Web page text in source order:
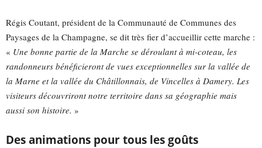
Régis Coutant, président de la Communauté de Communes des
Paysages de la Champagne, se dit très fier d’accueillir cette marche :
« Une bonne partie de la Marche se déroulant à mi-coteau, les
randonneurs bénéficieront de vues exceptionnelles sur la vallée de
la Marne et la vallée du Châtillonnais, de Vincelles à Damery. Les
visiteurs découvriront notre territoire dans sa géographie mais
aussi son histoire. »
Des animations pour tous les goûts